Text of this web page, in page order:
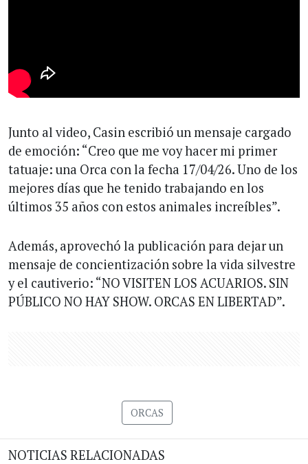
Junto al video, Casin escribió un mensaje cargado
de emoción: “Creo que me voy hacer mi primer
tatuaje: una Orca con la fecha 17/04/26. Uno de los
mejores días que he tenido trabajando en los
últimos 35 años con estos animales increíbles”.
Además, aprovechó la publicación para dejar un
mensaje de concientización sobre la vida silvestre
y el cautiverio: “NO VISITEN LOS ACUARIOS. SIN
PÚBLICO NO HAY SHOW. ORCAS EN LIBERTAD”.
ORCAS
NOTICIAS RELACIONADAS